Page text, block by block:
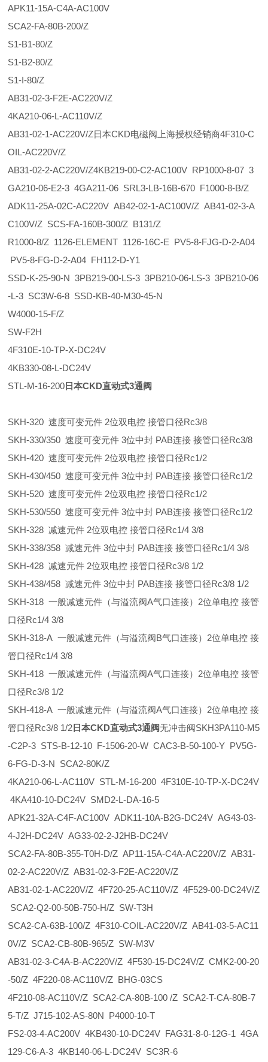
APK11-15A-C4A-AC100V
SCA2-FA-80B-200/Z
S1-B1-80/Z
S1-B2-80/Z
S1-I-80/Z
AB31-02-3-F2E-AC220V/Z
4KA210-06-L-AC110V/Z
AB31-02-1-AC220V/Z日本CKD电磁阀上海授权经销商4F310-C
OIL-AC220V/Z
AB31-02-2-AC220V/Z4KB219-00-C2-AC100V RP1000-8-07 3
GA210-06-E2-3 4GA211-06 SRL3-LB-16B-670 F1000-8-B/Z
ADK11-25A-02C-AC220V AB42-02-1-AC100V/Z AB41-02-3-A
C100V/Z SCS-FA-160B-300/Z B131/Z
R1000-8/Z 1126-ELEMENT 1126-16C-E PV5-8-FJG-D-2-A04
PV5-8-FG-D-2-A04 FH112-D-Y1
SSD-K-25-90-N 3PB219-00-LS-3 3PB210-06-LS-3 3PB210-06
-L-3 SC3W-6-8 SSD-KB-40-M30-45-N
W4000-15-F/Z
SW-F2H
4F310E-10-TP-X-DC24V
4KB330-08-L-DC24V
STL-M-16-200 日本CKD直动式3通阀
SKH-320 速度可变元件 2位双电控 接管口径Rc3/8
SKH-330/350 速度可变元件 3位中封 PAB连接 接管口径Rc3/8
SKH-420 速度可变元件 2位双电控 接管口径Rc1/2
SKH-430/450 速度可变元件 3位中封 PAB连接 接管口径Rc1/2
SKH-520 速度可变元件 2位双电控 接管口径Rc1/2
SKH-530/550 速度可变元件 3位中封 PAB连接 接管口径Rc1/2
SKH-328 减速元件 2位双电控 接管口径Rc1/4 3/8
SKH-338/358 减速元件 3位中封 PAB连接 接管口径Rc1/4 3/8
SKH-428 减速元件 2位双电控 接管口径Rc3/8 1/2
SKH-438/458 减速元件 3位中封 PAB连接 接管口径Rc3/8 1/2
SKH-318 一般减速元件（与溢流阀A气口连接）2位单电控 接管
口径Rc1/4 3/8
SKH-318-A 一般减速元件（与溢流阀B气口连接）2位单电控 接
管口径Rc1/4 3/8
SKH-418 一般减速元件（与溢流阀A气口连接）2位单电控 接管
口径Rc3/8 1/2
SKH-418-A 一般减速元件（与溢流阀A气口连接）2位单电控 接
管口径Rc3/8 1/2 日本CKD直动式3通阀无冲击阀SKH3PA110-M5
-C2P-3 STS-B-12-10 F-1506-20-W CAC3-B-50-100-Y PV5G-
6-FG-D-3-N SCA2-80K/Z
4KA210-06-L-AC110V STL-M-16-200 4F310E-10-TP-X-DC24V
4KA410-10-DC24V SMD2-L-DA-16-5
APK21-32A-C4F-AC100V ADK11-10A-B2G-DC24V AG43-03-
4-J2H-DC24V AG33-02-2-J2HB-DC24V
SCA2-FA-80B-355-T0H-D/Z AP11-15A-C4A-AC220V/Z AB31-
02-2-AC220V/Z AB31-02-3-F2E-AC220V/Z
AB31-02-1-AC220V/Z 4F720-25-AC110V/Z 4F529-00-DC24V/Z
SCA2-Q2-00-50B-750-H/Z SW-T3H
SCA2-CA-63B-100/Z 4F310-COIL-AC220V/Z AB41-03-5-AC11
0V/Z SCA2-CB-80B-965/Z SW-M3V
AB31-02-3-C4A-B-AC220V/Z 4F530-15-DC24V/Z CMK2-00-20
-50/Z 4F220-08-AC110V/Z BHG-03CS
4F210-08-AC110V/Z SCA2-CA-80B-100 /Z SCA2-T-CA-80B-7
5-T/Z J715-102-AS-80N P4000-10-T
FS2-03-4-AC200V 4KB430-10-DC24V FAG31-8-0-12G-1 4GA
129-C6-A-3 4KB140-06-L-DC24V SC3R-6